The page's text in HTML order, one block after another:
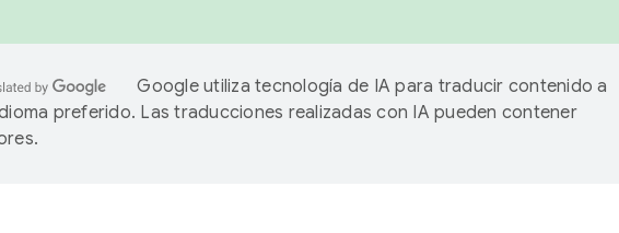
Google utiliza tecnología de IA para traducir contenido a
preferido. Las traducciones realizadas con IA pueden contener